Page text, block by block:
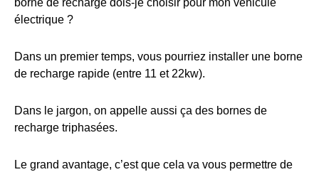
borne de recharge dois-je choisir pour mon véhicule
électrique ?
Dans un premier temps, vous pourriez installer une borne
de recharge rapide (entre 11 et 22kw).
Dans le jargon, on appelle aussi ça des bornes de
recharge triphasées.
Le grand avantage, c’est que cela va vous permettre de